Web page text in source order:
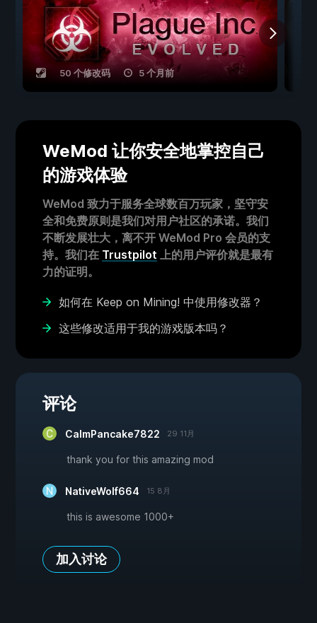
50 个修改码 5 个月前
WeMod 让你安全地掌控自己
的游戏体验
WeMod 致力于服务全球数百万玩家，坚守安
全和免费原则是我们对用户社区的承诺。我们
不断发展壮大，离不开 WeMod Pro 会员的支
持。我们在 Trustpilot 上的用户评价就是最有
力的证明。
如何在 Keep on Mining! 中使用修改器？
这些修改适用于我的游戏版本吗？
评论
CalmPancake7822 29 11月
thank you for this amazing mod
NativeWolf664 15 8月
this is awesome 1000+
加入讨论